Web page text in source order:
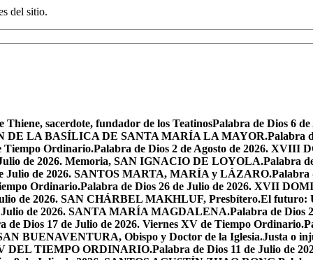
del sitio.
Thiene, sacerdote, fundador de los TeatinosPalabra de Dios 6
DE LA BASÍLICA DE SANTA MARÍA LA MAYOR.Palabra
Tiempo Ordinario.Palabra de Dios 2 de Agosto de 2026.
de 2026. Memoria, SAN IGNACIO DE LOYOLA.Palabra
Julio de 2026. SANTOS MARTA, MARÍA y LÁZARO.Palabra
Ordinario.Palabra de Dios 26 de Julio de 2026. XVII
de 2026. SAN CHÁRBEL MAKHLUF, Presbítero.El futuro:
Julio de 2026. SANTA MARÍA MAGDALENA.Palabra de Dios
de Dios 17 de Julio de 2026. Viernes XV de Tiempo Ordinario.
BUENAVENTURA, Obispo y Doctor de la Iglesia.Justa o
DEL TIEMPO ORDINARIO.Palabra de Dios 11 de Julio de